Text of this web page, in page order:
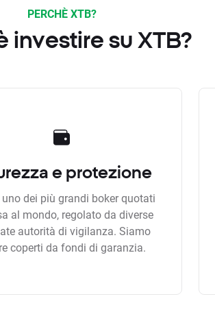
PERCHÈ XTB?
investire su XTB?
e protezione
dei più grandi boker quotati
al mondo, regolato da diverse
autorità di vigilanza. Siamo
coperti da fondi di garanzia.